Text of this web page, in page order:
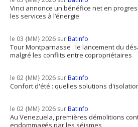
Vinci annonce un bénéfice net en
les services à l’énergie
le 03 {MM} 2026 surBatinfo
Tour Montparnasse : le lancement du
malgré les conflits entre copropriétaires
le 02 {MM} 2026 surBatinfo
Confort d'été : quelles solutions
le 02 {MM} 2026 surBatinfo
Au Venezuela, premières démolitions
endommagés par les séismes